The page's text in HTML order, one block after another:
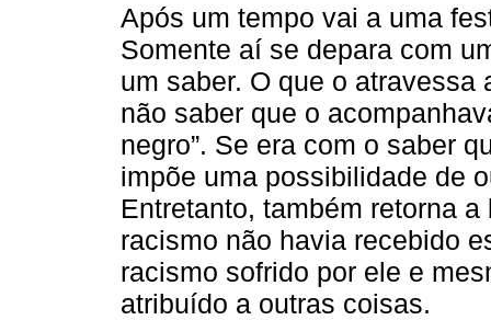
Após um tempo vai a uma
Somente aí se depara com
um saber. O que o
não saber que o
negro”. Se era com o saber
impõe uma possibilidade de
Entretanto, também retorna
racismo não havia recebido
racismo sofrido por ele e
atribuído a outras coisas.